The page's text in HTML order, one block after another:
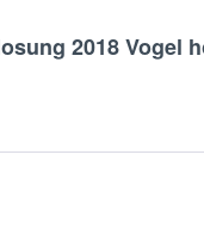
2018 Vogel